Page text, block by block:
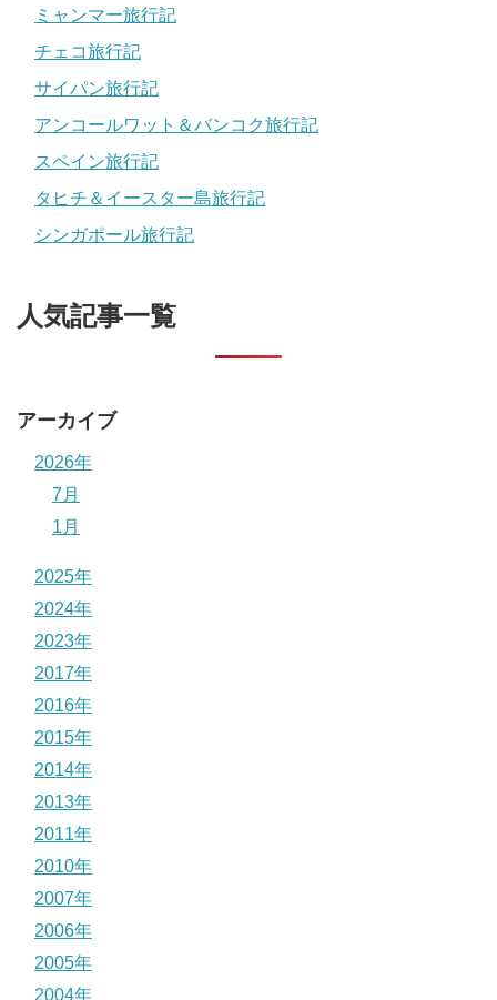
ミャンマー旅行記
チェコ旅行記
サイパン旅行記
アンコールワット＆バンコク旅行記
スペイン旅行記
タヒチ＆イースター島旅行記
シンガポール旅行記
人気記事一覧
アーカイブ
2026年
7月
1月
2025年
2024年
2023年
2017年
2016年
2015年
2014年
2013年
2011年
2010年
2007年
2006年
2005年
2004年